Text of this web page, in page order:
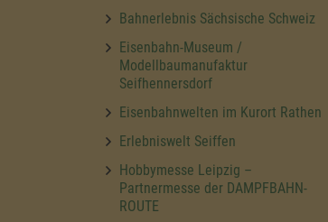
Bahnerlebnis Sächsische Schweiz
Eisenbahn-Museum /
Modellbaumanufaktur
Seifhennersdorf
Eisenbahnwelten im Kurort Rathen
Erlebniswelt Seiffen
Hobbymesse Leipzig –
Partnermesse der DAMPFBAHN-
ROUTE